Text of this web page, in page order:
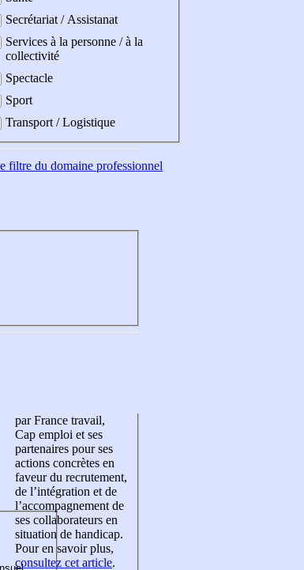
Secrétariat / Assistanat
Services à la personne / à la
collectivité
Spectacle
Sport
Transport / Logistique
filtre du domaine professionnel
par France travail,
Cap emploi et ses
partenaires pour ses
actions concrètes en
faveur du recrutement,
de l’intégration et de
l’accompagnement de
ses collaborateurs en
situation de handicap.
Pour en savoir plus,
consultez cet article.